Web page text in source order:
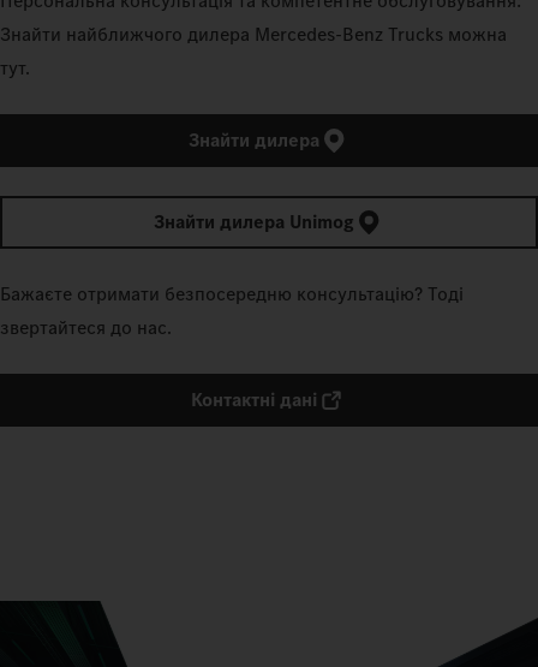
Знайти найближчого дилера Mercedes‑Benz Trucks можна
тут.
Знайти дилера
Знайти дилера Unimog
Бажаєте отримати безпосередню консультацію? Тоді
звертайтеся до нас.
Контактні дані